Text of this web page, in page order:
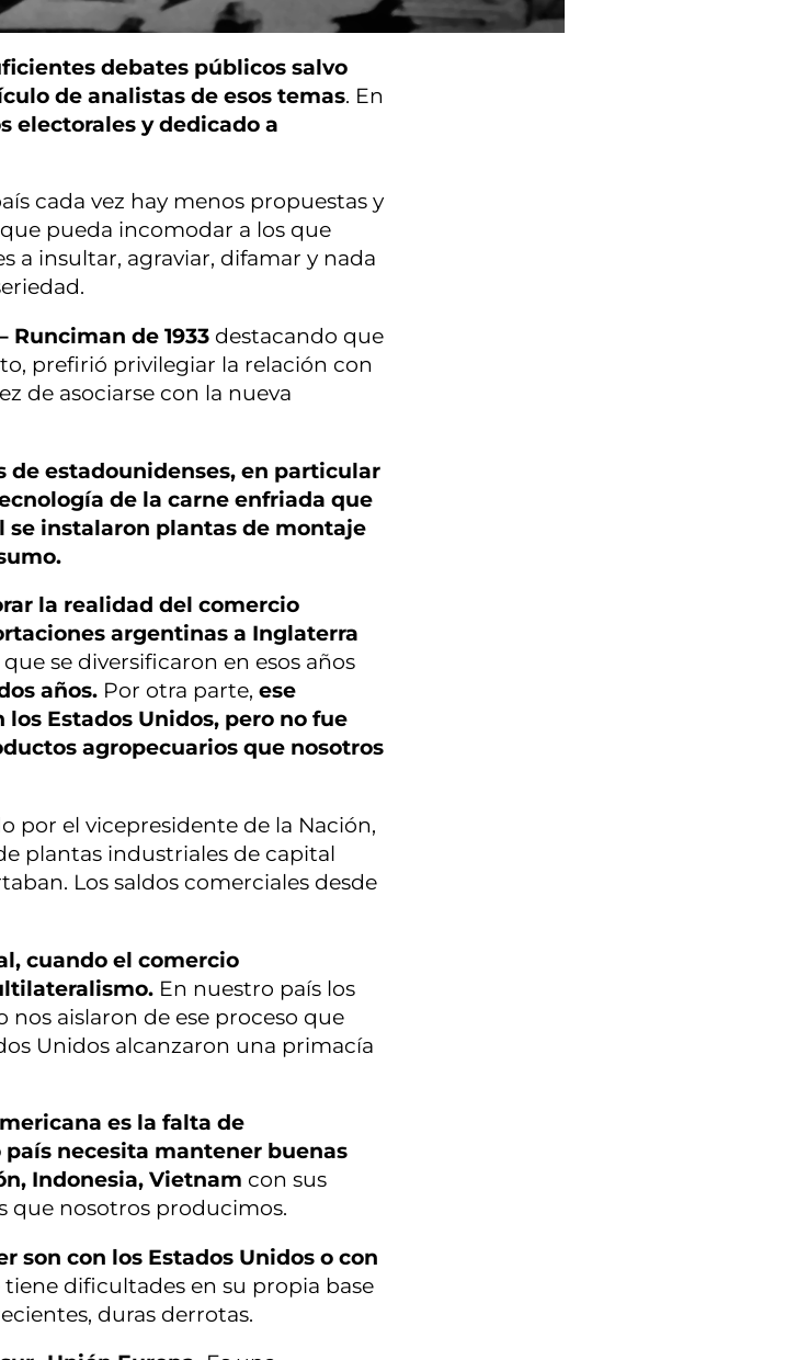
debates públicos salvo
de analistas de esos temas. En
electorales y dedicado a
cada vez hay menos propuestas y
pueda incomodar a los que
a insultar, agraviar, difamar y nada
Runciman de 1933 destacando que
prefirió privilegiar la relación con
de asociarse con la nueva
de estadounidenses, en particular
de la carne enfriada que
se instalaron plantas de montaje
la realidad del comercio
argentinas a Inglaterra
se diversificaron en esos años
años. Por otra parte, ese
Estados Unidos, pero no fue
agropecuarios que nosotros
por el vicepresidente de la Nación,
plantas industriales de capital
Los saldos comerciales desde
cuando el comercio
En nuestro país los
aislaron de ese proceso que
Unidos alcanzaron una primacía
es la falta de
necesita mantener buenas
Indonesia, Vietnam con sus
que nosotros producimos.
son con los Estados Unidos o con
dificultades en su propia base
duras derrotas.